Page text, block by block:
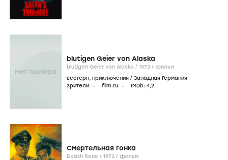
blutigen Geier von Alaska
blutigen Geier von Alaska / 1973 / фильм
вестерн, приключения / Западная Германия
зрители: – film.ru: – IMDb: 4,2
Смертельная гонка
Death Race / 1973 / фильм